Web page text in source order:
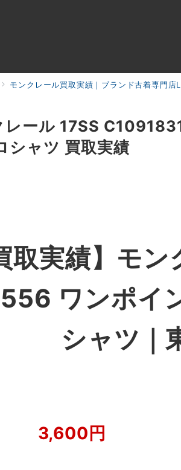
モンクレール買取実績｜ブランド古着専門店
レール 17SS
シャツ 買取実績
取実績】モ
ワンポイ
シャツ｜
3,600円